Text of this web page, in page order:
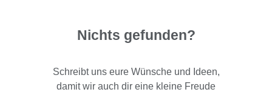
Nichts gefunden?
Schreibt uns eure Wünsche und Ideen,
damit wir auch dir eine kleine Freude